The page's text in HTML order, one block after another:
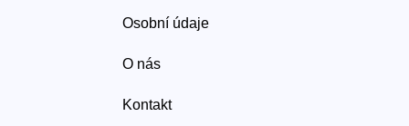
Osobní údaje
O nás
Kontakt